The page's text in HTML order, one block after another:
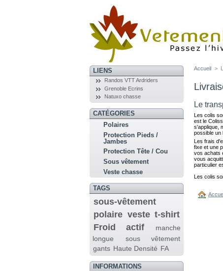
LIENS
Randos VTT Ardriders
Grenoble Ecrins
Natuxo chasse
CATÉGORIES
Polaires
Protection Pieds /
Jambes
Protection Tête / Cou
Sous vêtement
Veste chasse
TAGS
sous-vêtement
polaire veste t-shirt
Froid actif
manche
longue
sous vêtement
gants Haute Densité FA
INFORMATIONS
Accueil >
Le
Les colis
est le
s'applique,
possible un
Les frais
fixe et une
vos achats
vous
particulier
Les colis